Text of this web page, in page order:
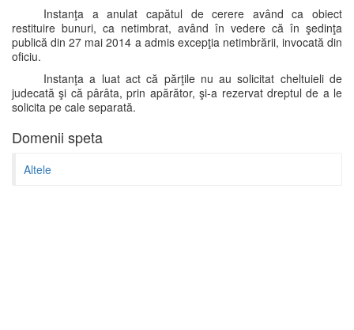
Instanţa a anulat capătul de cerere având ca obiect
restituire bunuri, ca netimbrat, având în vedere că în şedinţa
publică din 27 mai 2014 a admis excepţia netimbrării, invocată din
oficiu.
Instanţa a luat act că părţile nu au solicitat cheltuieli de
judecată şi că pârâta, prin apărător, şi-a rezervat dreptul de a le
solicita pe cale separată.
Domenii speta
Altele